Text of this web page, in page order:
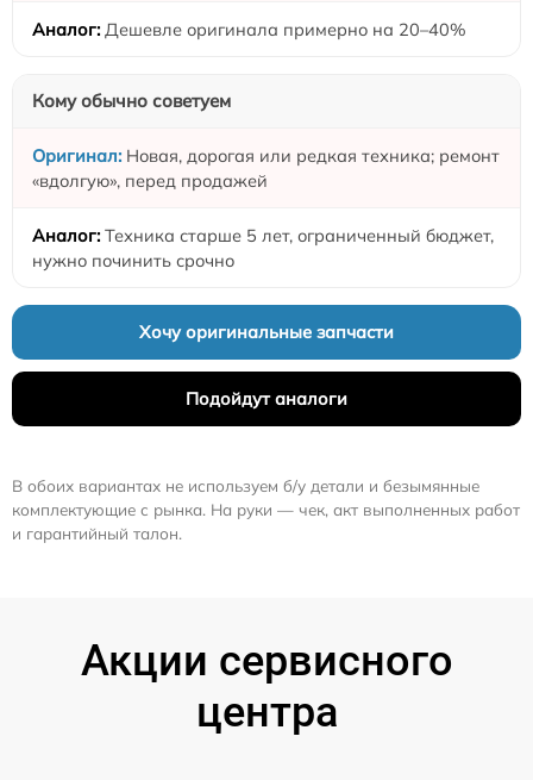
Дешевле оригинала примерно на 20–40%
Кому обычно советуем
Новая, дорогая или редкая техника; ремонт
«вдолгую», перед продажей
Техника старше 5 лет, ограниченный бюджет,
нужно починить срочно
Хочу оригинальные запчасти
Подойдут аналоги
В обоих вариантах не используем б/у детали и безымянные
комплектующие с рынка. На руки — чек, акт выполненных работ
и гарантийный талон.
Акции сервисного
центра